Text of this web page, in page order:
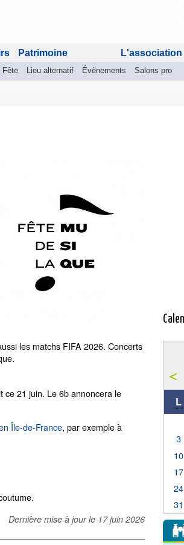
Fête Lieu alternatif Évènements Salons pro
Patrimoine L'association
les matchs FIFA 2026. Concerts
ce 21 juin. Le 6b annoncera le
Île-de-France, par exemple à
Dernière mise à jour le 17 juin 2026
L
3
10
17
24
31